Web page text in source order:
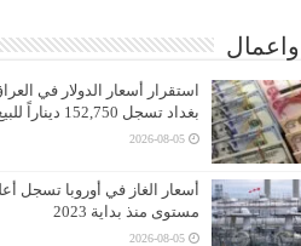
استقرار أسعار الدولار في
بغداد تسجل 152,750 ديناراً للبيع
2026-08-05
أسعار الغاز في أوروبا تسجل
مستوى منذ بداية 2023
2026-08-05